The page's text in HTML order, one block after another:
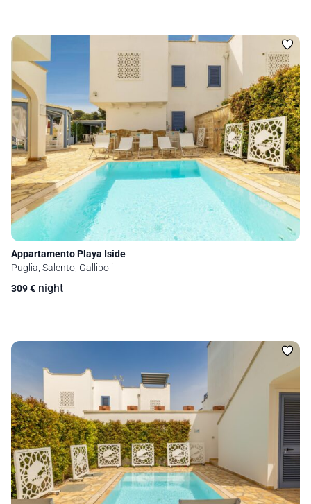
Appartamento Playa Iside
Puglia, Salento, Gallipoli
309€ night